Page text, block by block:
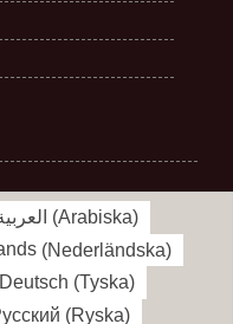
(Arabiska)
(Nederländska)
Deutsch (Tyska)
(Ryska)